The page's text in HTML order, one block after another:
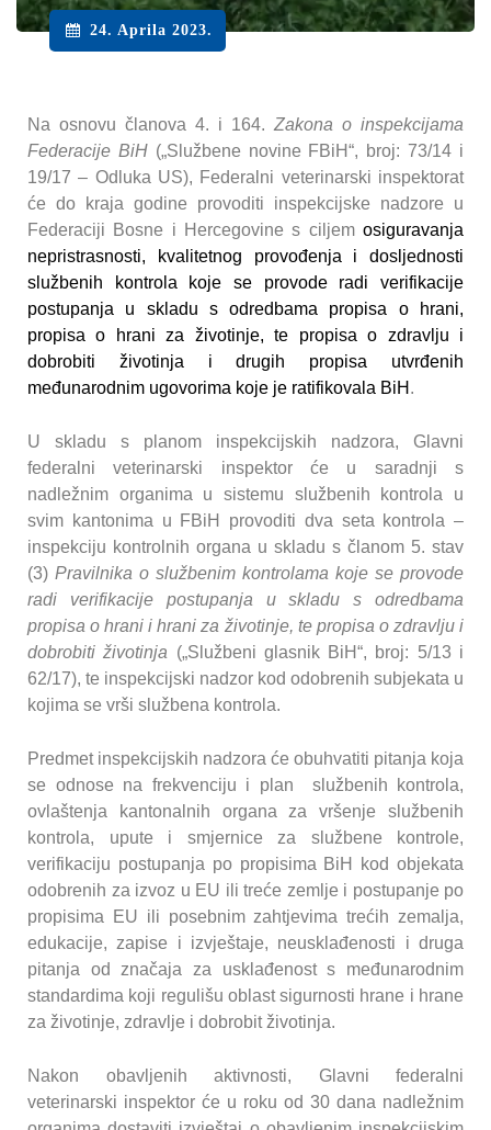
24. Aprila 2023.
Na osnovu članova 4. i 164. Zakona o inspekcijama
Federacije BiH („Službene novine FBiH“, broj: 73/14 i
19/17 – Odluka US), Federalni veterinarski inspektorat
će do kraja godine provoditi inspekcijske nadzore u
Federaciji Bosne i Hercegovine s ciljem osiguravanja
nepristrasnosti, kvalitetnog provođenja i dosljednosti
službenih kontrola koje se provode radi verifikacije
postupanja u skladu s odredbama propisa o hrani,
propisa o hrani za životinje, te propisa o zdravlju i
dobrobiti životinja i drugih propisa utvrđenih
međunarodnim ugovorima koje je ratifikovala BiH .
U skladu s planom inspekcijskih nadzora, Glavni
federalni veterinarski inspektor će u saradnji s
nadležnim organima u sistemu službenih kontrola u
svim kantonima u FBiH provoditi dva seta kontrola –
inspekciju kontrolnih organa u skladu s članom 5. stav
(3) Pravilnika o službenim kontrolama koje se provode
radi verifikacije postupanja u skladu s odredbama
propisa o hrani i hrani za životinje, te propisa o zdravlju i
dobrobiti životinja („Službeni glasnik BiH“, broj: 5/13 i
62/17), te inspekcijski nadzor kod odobrenih subjekata u
kojima se vrši službena kontrola.
Predmet inspekcijskih nadzora će obuhvatiti pitanja koja
se odnose na frekvenciju i plan službenih kontrola,
ovlaštenja kantonalnih organa za vršenje službenih
kontrola, upute i smjernice za službene kontrole,
verifikaciju postupanja po propisima BiH kod objekata
odobrenih za izvoz u EU ili treće zemlje i postupanje po
propisima EU ili posebnim zahtjevima trećih zemalja,
edukacije, zapise i izvještaje, neusklađenosti i druga
pitanja od značaja za usklađenost s međunarodnim
standardima koji regulišu oblast sigurnosti hrane i hrane
za životinje, zdravlje i dobrobit životinja.
Nakon obavljenih aktivnosti, Glavni federalni
veterinarski inspektor će u roku od 30 dana nadležnim